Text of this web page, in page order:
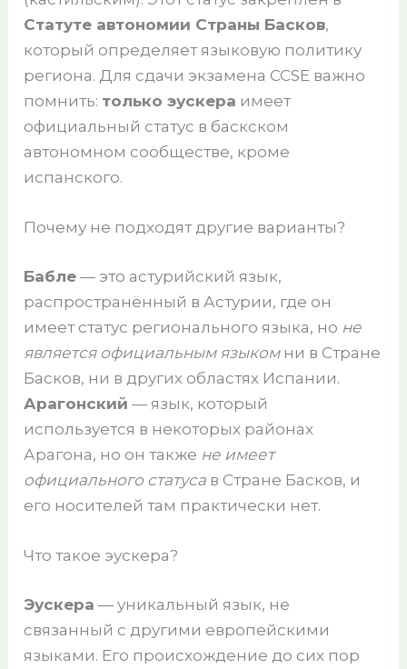
Статуте автономии Страны Басков,
который определяет языковую политику
региона. Для сдачи экзамена CCSE важно
помнить: только эускера имеет
официальный статус в баскском
автономном сообществе, кроме
испанского.
Почему не подходят другие варианты?
Бабле — это астурийский язык,
распространённый в Астурии, где он
имеет статус регионального языка, но не
является официальным языкомни в Стране
Басков, ни в других областях Испании.
Арагонский — язык, который
используется в некоторых районах
Арагона, но он также не имеет
официального статуса в Стране Басков, и
его носителей там практически нет.
Что такое эускера?
Эускера — уникальный язык, не
связанный с другими европейскими
языками. Его происхождение до сих пор